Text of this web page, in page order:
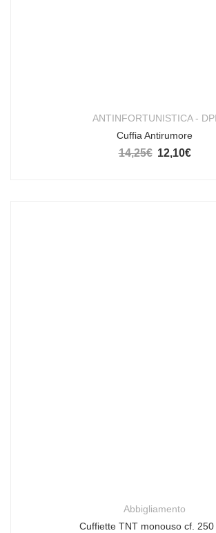
ANTINFORTUNISTICA - DPI
Cuffia Antirumore
14,25€ Il prezzo
12,10€
Abbigliamento
Cuffiette TNT monouso cf. 250